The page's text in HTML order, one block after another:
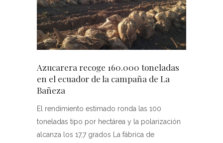
Azucarera recoge 160.000 toneladas
en el ecuador de la campaña de La
Bañeza
El rendimiento estimado ronda las 100
toneladas tipo por hectárea y la polarización
alcanza los 17,7 grados La fábrica de